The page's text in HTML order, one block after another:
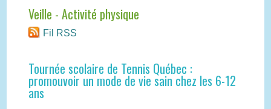
Veille - Activité physique
Fil RSS
Tournée scolaire de Tennis Québec :
promouvoir un mode de vie sain chez les 6-12
ans